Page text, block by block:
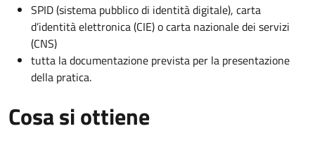
SPID (sistema pubblico di identità digitale), carta
d’identità elettronica (CIE) o carta nazionale dei servizi
(CNS)
tutta la documentazione prevista per la presentazione
della pratica.
Cosa si ottiene